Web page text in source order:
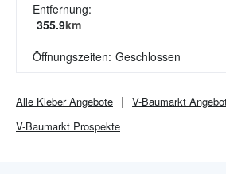
Entfernung:
355.9km
Öffnungszeiten: Geschlossen
Alle KleberAngebote V-Baumarkt
V-Baumarkt Prospekte